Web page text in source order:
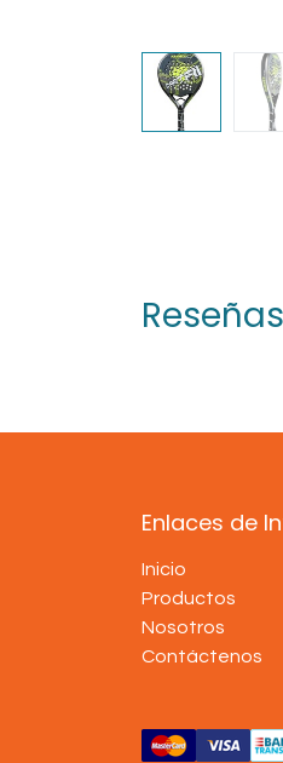
Enlaces de
Inicio
Productos
Nosotros
Contáctenos